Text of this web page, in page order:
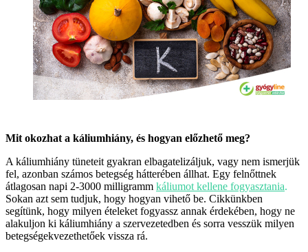
Mit okozhat a káliumhiány, és hogyan előzhető meg?
A káliumhiány tüneteit gyakran elbagatelizáljuk, vagy nem ismerjük
fel, azonban számos betegség hátterében állhat. Egy felnőttnek
átlagosan napi 2-3000 milligramm káliumot kellene fogyasztania.
Sokan azt sem tudjuk, hogy hogyan vihető be. Cikkünkben
segítünk, hogy milyen ételeket fogyassz annak érdekében, hogy ne
alakuljon ki káliumhiány a szervezetedben és sorra vesszük milyen
betegségekvezethetőek vissza rá.